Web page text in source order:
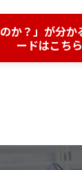
のか？」が分
ードはこちら